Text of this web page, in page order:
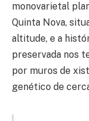
monovarietal
Quinta Nova,
altitude, e a
preservada nos
por muros de
genético de